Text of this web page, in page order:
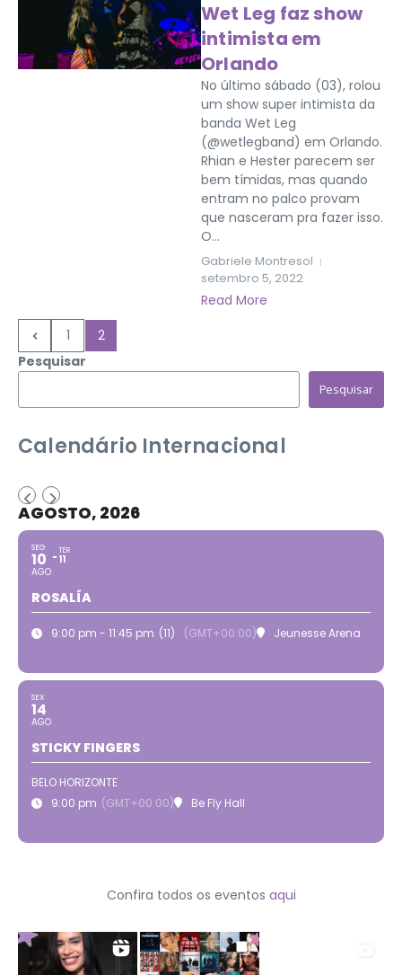
Wet Leg faz show
intimista em
Orlando
No último sábado (03), rolou
um show super intimista da
banda Wet Leg
(@wetlegband) em Orlando.
Rhian e Hester parecem ser
bem tímidas, mas quando
entram no palco provam
que nasceram pra fazer isso.
O...
Gabriele Montresol
setembro 5, 2022
Read More
1
2
Pesquisar
Pesquisar
Calendário Internacional
AGOSTO, 2026
SEG
10
AGO
TER
11
ROSALÍA
9:00 pm - 11:45 pm (11) (GMT+00:00) Jeunesse Arena
SEX
14
AGO
STICKY FINGERS
BELO HORIZONTE
9:00 pm (GMT+00:00) Be Fly Hall
Confira todos os eventos aqui